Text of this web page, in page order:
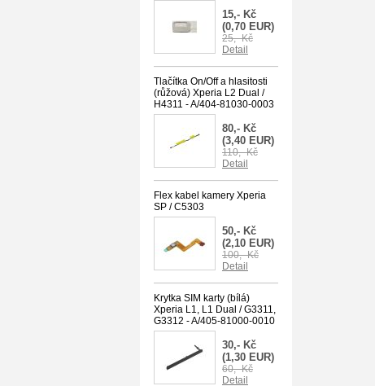
15,- Kč
(0,70 EUR)
25,- Kč
Detail
Tlačítka On/Off a hlasitosti
(růžová) Xperia L2 Dual /
H4311 - A/404-81030-0003
80,- Kč
(3,40 EUR)
110,- Kč
Detail
Flex kabel kamery Xperia
SP / C5303
50,- Kč
(2,10 EUR)
100,- Kč
Detail
Krytka SIM karty (bílá)
Xperia L1, L1 Dual / G3311,
G3312 - A/405-81000-0010
30,- Kč
(1,30 EUR)
60,- Kč
Detail